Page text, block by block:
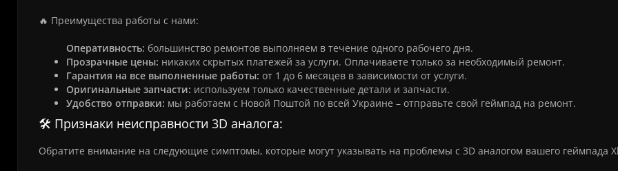
🔥 Преимущества работы с нами:
Оперативность: большинство ремонтов выполняем в течение одного рабочего дня.
Прозрачные цены: никаких скрытых платежей за услуги. Оплачиваете только за необходимый ремонт.
Гарантия на все выполненные работы: от 1 до 6 месяцев в зависимости от услуги.
Оригинальные запчасти: используем только качественные детали и запчасти.
Удобство отправки: мы работаем с Новой Поштой по всей Украине – отправьте свой геймпад на ремонт.
🛠️ Признаки неисправности 3D аналога:
Обратите внимание на следующие симптомы, которые могут указывать на проблемы с 3D аналогом вашего геймпада